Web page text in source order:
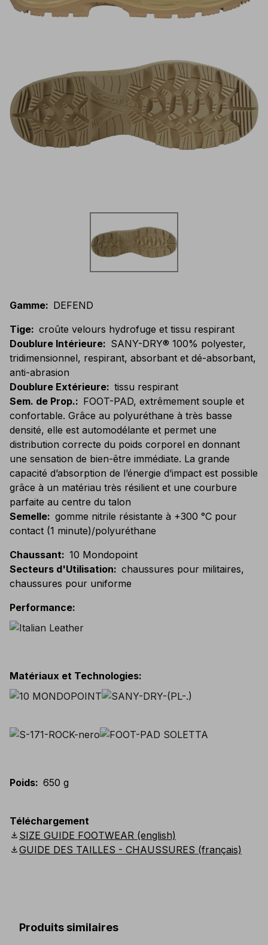
Gamme: DEFEND
Tige: croûte velours hydrofuge et tissu respirant
Doublure Intérieure: SANY-DRY® 100% polyester,
tridimensionnel, respirant, absorbant et dé-absorbant,
anti-abrasion
Doublure Extérieure: tissu respirant
Sem. de Prop.: FOOT-PAD, extrêmement souple et
confortable. Grâce au polyuréthane à très basse
densité, elle est automodélante et permet une
distribution correcte du poids corporel en donnant
une sensation de bien-être immédiate. La grande
capacité d’absorption de l’énergie d’impact est possible
grâce à un matériau très résilient et une courbure
parfaite au centre du talon
Semelle: gomme nitrile résistante à +300 °C pour
contact (1 minute)/polyuréthane
Chaussant: 10 Mondopoint
Secteurs d'Utilisation: chaussures pour militaires,
chaussures pour uniforme
Performance:
Matériaux et Technologies:
Poids: 650 g
Téléchargement
download SIZE GUIDE FOOTWEAR (english)
downloadGUIDE DES TAILLES - CHAUSSURES (français)
Produits similaires